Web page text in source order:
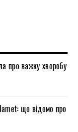
про важку хворобу
що відомо про